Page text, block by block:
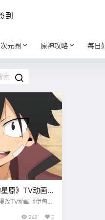
到
元圈 原神攻略 每日
原》TV动画
改TV动画《伊甸星
圣石小子》与《妖
242 0